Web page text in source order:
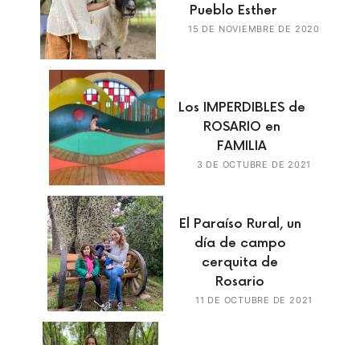
Pueblo Esther
15 DE NOVIEMBRE DE 2020
Los IMPERDIBLES de
ROSARIO en
FAMILIA
3 DE OCTUBRE DE 2021
El Paraíso Rural, un
día de campo
cerquita de
Rosario
11 DE OCTUBRE DE 2021